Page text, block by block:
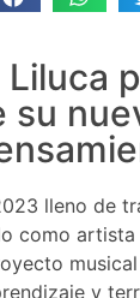
Liluca
su
lleno de
como
musical
y